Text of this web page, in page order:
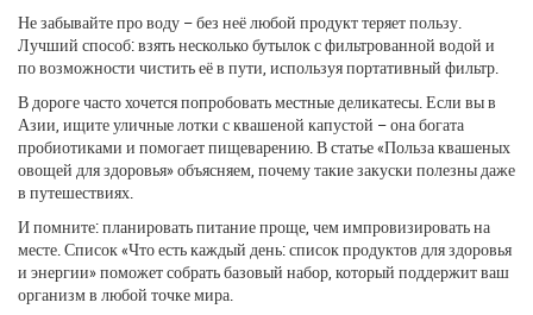
Не забывайте про воду – без неё любой продукт теряет пользу.
Лучший способ: взять несколько бутылок с фильтрованной водой и
по возможности чистить её в пути, используя портативный фильтр.
В дороге часто хочется попробовать местные деликатесы. Если вы в
Азии, ищите уличные лотки с квашеной капустой – она богата
пробиотиками и помогает пищеварению. В статье «Польза квашеных
овощей для здоровья» объясняем, почему такие закуски полезны даже
в путешествиях.
И помните: планировать питание проще, чем импровизировать на
месте. Список «Что есть каждый день: список продуктов для здоровья
и энергии» поможет собрать базовый набор, который поддержит ваш
организм в любой точке мира.